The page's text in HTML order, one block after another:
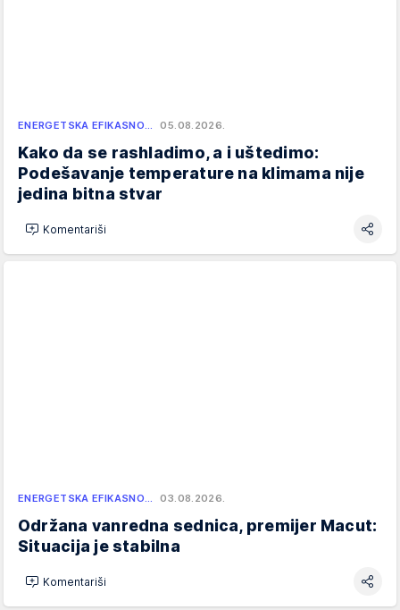
ENERGETSKA EFIKASNO… 05.08.2026.
Kako da se rashladimo, a i uštedimo:
Podešavanje temperature na klimama nije
jedina bitna stvar
Komentariši
ENERGETSKA EFIKASNO… 03.08.2026.
Održana vanredna sednica, premijer Macut:
Situacija je stabilna
Komentariši